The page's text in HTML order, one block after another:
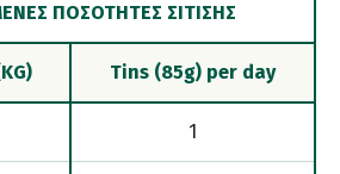
ΠΟΣΌΤΗΤΕΣ ΣΊΤΙΣΗΣ
Tins (85g) per day
1